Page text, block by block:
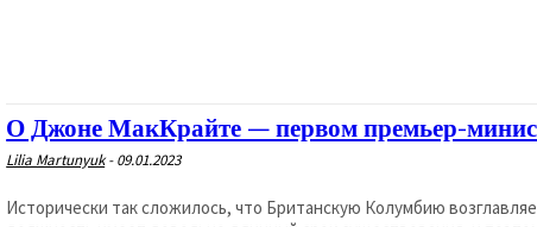
О Джоне МакКрайте — первом премьер-
Lilia Martunyuk - 09.01.2023
Исторически так сложилось, что Британскую Колумбию